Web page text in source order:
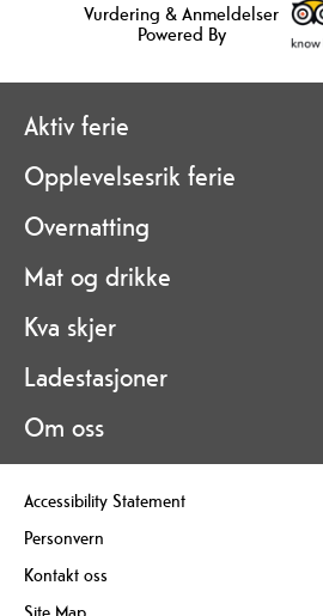
Vurdering & Anmeldelser
Powered By
Aktiv ferie
Opplevelsesrik ferie
Overnatting
Mat og drikke
Kva skjer
Ladestasjoner
Om oss
Accessibility Statement
Personvern
Kontakt oss